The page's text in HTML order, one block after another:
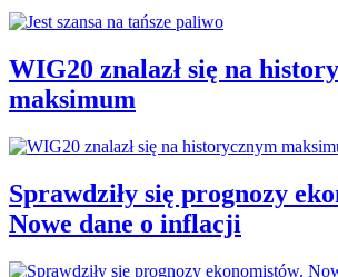
WIG20 znalazł się na
maksimum
Sprawdziły się prognozy
Nowe dane o inflacji